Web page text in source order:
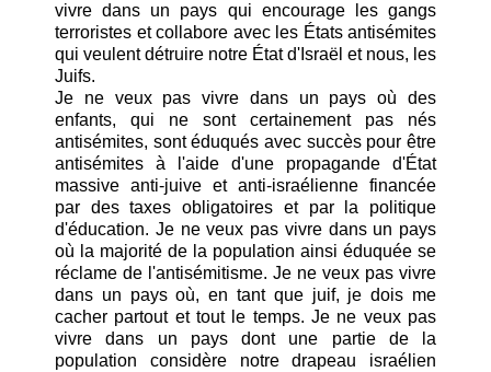
vivre dans un pays qui encourage les gangs
terroristes et collabore avec les États antisémites
qui veulent détruire notre État d'Israël et nous, les
Juifs.
Je ne veux pas vivre dans un pays où des
enfants, qui ne sont certainement pas nés
antisémites, sont éduqués avec succès pour être
antisémites à l'aide d'une propagande d'État
massive anti-juive et anti-israélienne financée
par des taxes obligatoires et par la politique
d'éducation. Je ne veux pas vivre dans un pays
où la majorité de la population ainsi éduquée se
réclame de l'antisémitisme. Je ne veux pas vivre
dans un pays où, en tant que juif, je dois me
cacher partout et tout le temps. Je ne veux pas
vivre dans un pays dont une partie de la
population considère notre drapeau israélien